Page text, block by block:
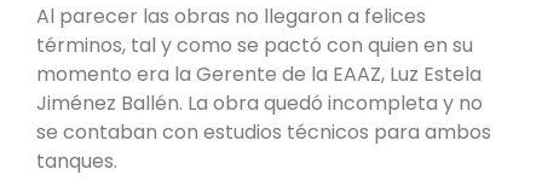
Al parecer las obras no llegaron a felices
términos, tal y como se pactó con quien en su
momento era la Gerente de la EAAZ, Luz Estela
Jiménez Ballén. La obra quedó incompleta y no
se contaban con estudios técnicos para ambos
tanques.